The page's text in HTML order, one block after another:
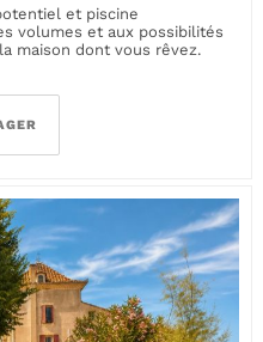
et piscine
volumes et aux possibilités
maison dont vous rêvez.